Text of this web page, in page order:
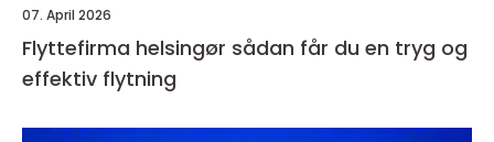
07. April 2026
Flyttefirma helsingør sådan får du en tryg og
effektiv flytning